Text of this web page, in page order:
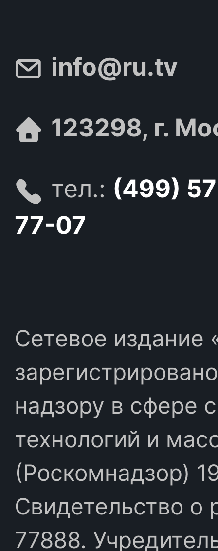
info@ru.tv
123298, г.
тел.: (499)
77-07
Сетевое издание
надзору в сфере
технологий и
(Роскомнадзор)
Свидетельство
77888.